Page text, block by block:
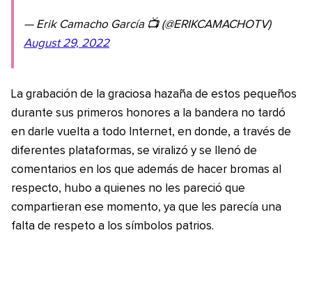
— Erik Camacho García 📺 (@ERIKCAMACHOTV)
August 29, 2022
La grabación de la graciosa hazaña de estos pequeños
durante sus primeros honores a la bandera no tardó
en darle vuelta a todo Internet, en donde, a través de
diferentes plataformas, se viralizó y se llenó de
comentarios en los que además de hacer bromas al
respecto, hubo a quienes no les pareció que
compartieran ese momento, ya que les parecía una
falta de respeto a los símbolos patrios.